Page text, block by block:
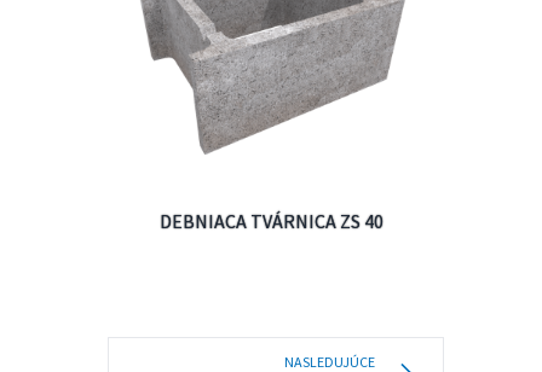
DEBNIACA TVÁRNICA ZS 40
NASLEDUJÚCE